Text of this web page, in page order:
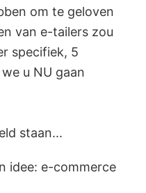
om te geloven
van e-tailers zou
specifiek, 5
u NU gaan
staan...
idee: e-commerce